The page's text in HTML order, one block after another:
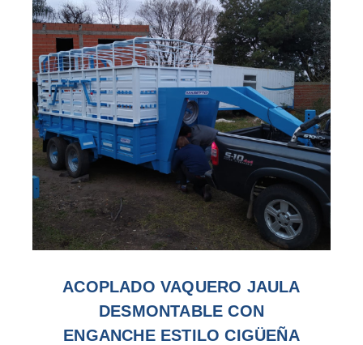
ACOPLADO VAQUERO JAULA
DESMONTABLE CON
ENGANCHE ESTILO CIGÜEÑA